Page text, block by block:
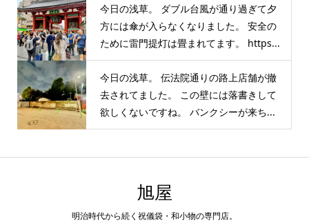
今日の浅草。 ダブル台風が通り過ぎて夕
方には傘が入らなくなりました。 安全の
ために雷門提灯は畳まれてます。 https...
今日の浅草。 伝法院通りの路上店舗が撤
去されてました。 この壁には落書きして
欲しくないですね。 バンクシーが来ち...
旭屋
明治時代から続く祝儀袋・和小物の専門店。